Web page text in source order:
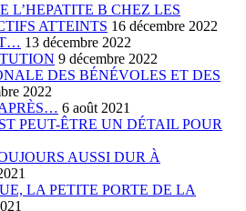
L’HEPATITE B CHEZ LES
ATTEINTS 16 décembre 2022
13 décembre 2022
9 décembre 2022
DES BÉNÉVOLES ET DES
2022
6 août 2021
PEUT-ÊTRE UN DÉTAIL POUR
AUSSI DUR À
LA PETITE PORTE DE LA